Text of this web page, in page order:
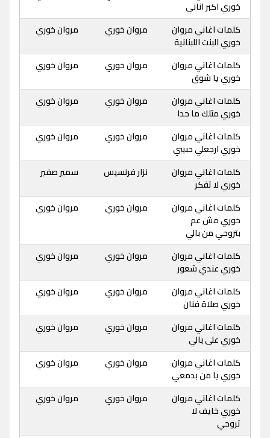
خوري اكبر اناني
كلمات اغاني مروان
خوري البنت اللبنانية
مروان خوري مروان خوري
كلمات اغاني مروان
خوري يا شوق
مروان خوري مروان خوري
كلمات اغاني مروان
خوري مثلك ما حدا
مروان خوري مروان خوري
كلمات اغاني مروان
خوري ارجعلي حبيبي
مروان خوري مروان خوري
كلمات اغاني مروان
خوري لا تفكر
نزار فرنسيس سمير صفير
كلمات اغاني مروان
خوري مش عم
بتروحي من بالي
مروان خوري مروان خوري
كلمات اغاني مروان
خوري عندي شعور
مروان خوري مروان خوري
كلمات اغاني مروان
خوري صلاة فنان
مروان خوري مروان خوري
كلمات اغاني مروان
خوري على بالي
مروان خوري مروان خوري
كلمات اغاني مروان
خوري يا من بدمعي
مروان خوري مروان خوري
كلمات اغاني مروان
خوري خايف لا
تروحي
مروان خوري مروان خوري